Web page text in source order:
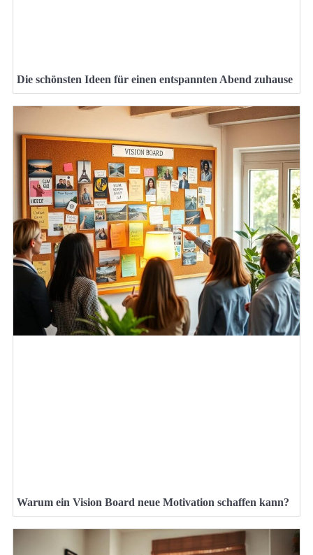
Die schönsten Ideen für einen entspannten Abend zuhause
Warum ein Vision Board neue Motivation schaffen kann?